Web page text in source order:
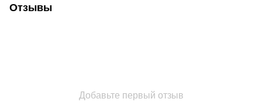
Отзывы
Добавьте первый отзыв